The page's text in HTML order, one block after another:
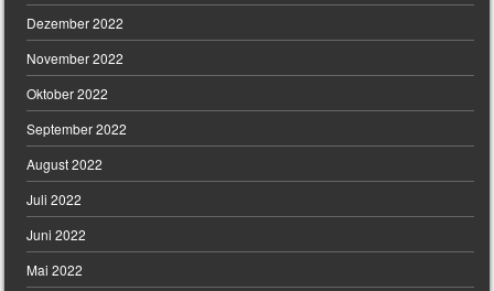
Dezember 2022
November 2022
Oktober 2022
September 2022
August 2022
Juli 2022
Juni 2022
Mai 2022